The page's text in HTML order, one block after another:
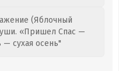
(Яблочный
«Пришел Спас —
— сухая осень"